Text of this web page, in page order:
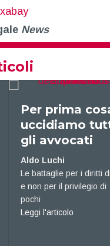
News
prima cosa,
tutti
avvocati
Luchi
battaglie per i diritti di tutti
non per il privilegio di
l'articolo about Per prima